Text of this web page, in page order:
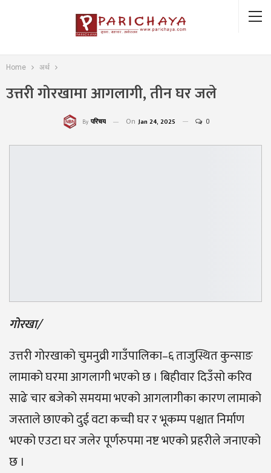
Home अर्थ
उत्तरी गोरखामा आगलागी, तीन घर जले
By परिचय On Jan 24, 2025 0
गोरखा/
उत्तरी गोरखाको चुमनुव्री गाउँपालिका–६ ताजुस्थित कुन्साङ
लामाको घरमा आगलागी भएको छ । बिहीवार दिउँसो करिव
साढे चार बजेको समयमा भएको आगलागीका कारण लामाको
जस्ताले छाएको दुई वटा कच्ची घर र भूकम्प पश्चात निर्माण
भएको एउटा घर जलेर पूर्णरुपमा नष्ट भएको प्रहरीले जनाएको
छ ।